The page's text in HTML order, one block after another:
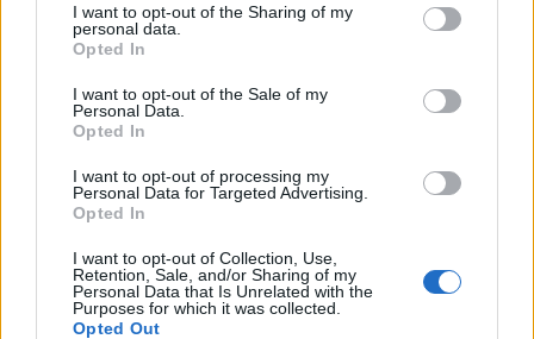
not limited to your visit or usage behaviour. You may click to
grant or deny consent to Google and its third-party tags to
use your data for below specified purposes in below Google
consent section.
I want to opt-out of the Sharing of my
personal data.
Opted In
I want to opt-out of the Sale of my
Personal Data.
Opted In
I want to opt-out of processing my
Personal Data for Targeted Advertising.
Opted In
I want to opt-out of Collection, Use,
Retention, Sale, and/or Sharing of my
Personal Data that Is Unrelated with the
Purposes for which it was collected.
Opted Out
Ariana Grande debutta al primo posto con Petal e
annuncia una pausa dalla vita pubblica